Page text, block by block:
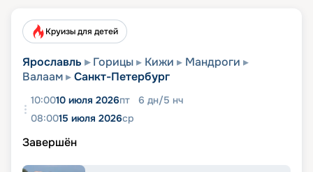
Круизы для детей
Ярославль Горицы Кижи
Мандроги
Валаам
Санкт-Петербург
10:0010 июля 2026пт 6 дн/5 нч
08:0015 июля 2026ср
Завершён